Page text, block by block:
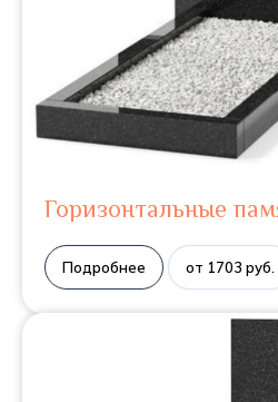
Горизонтальные
Подробнее от 1703 руб.